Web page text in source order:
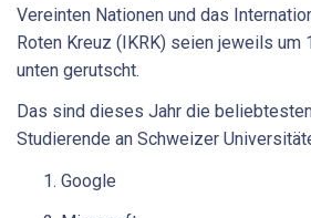
Vereinten Nationen und das
Roten Kreuz (IKRK) seien jeweils um
unten gerutscht.
Das sind dieses Jahr die
Studierende an Schweizer
Google